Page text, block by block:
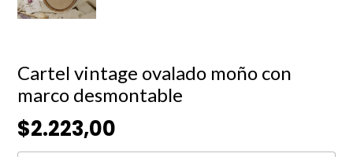
Cartel vintage ovalado moño con
marco desmontable
$2.223,00